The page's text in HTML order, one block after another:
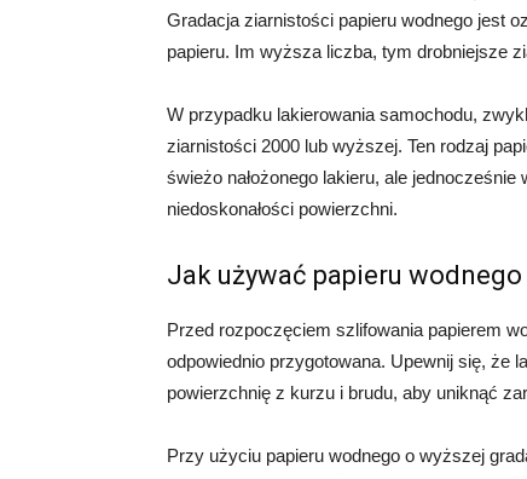
Gradacja ziarnistości papieru wodnego jest
papieru. Im wyższa liczba, tym drobniejsze
W przypadku lakierowania samochodu,
ziarnistości 2000 lub wyższej. Ten rodzaj
świeżo nałożonego lakieru, ale
niedoskonałości powierzchni.
Jak używać papieru
Przed rozpoczęciem szlifowania papierem
odpowiednio przygotowana. Upewnij się, że
powierzchnię z kurzu i brudu, aby uniknąć
Przy użyciu papieru wodnego o wyższej